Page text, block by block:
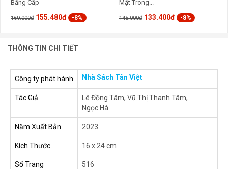
Bằng Cấp
169.000đ 155.480đ -8%
Mật Trong...
145.000đ 133.400đ -8%
THÔNG TIN CHI TIẾT
Công ty phát hành Nhà Sách Tân Việt
Tác Giả Lê Đồng Tâm, Vũ Thị Thanh Tâm,
Ngọc Hà
Năm Xuất Bản 2023
Kích Thước 16 x 24 cm
Số Trang 516